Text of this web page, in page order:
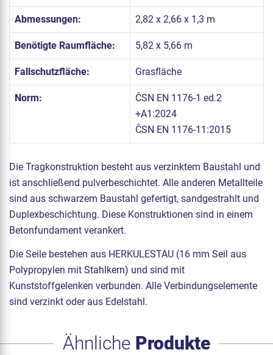
Abmessungen: 2,82 x 2,66 x 1,3 m
Benötigte Raumfläche: 5,82 x 5,66 m
Fallschutzfläche: Grasfläche
Norm:
ČSN EN 1176-1 ed.2
+A1:2024
ČSN EN 1176-11:2015
Die Tragkonstruktion besteht aus verzinktem Baustahl und
ist anschließend pulverbeschichtet. Alle anderen Metallteile
sind aus schwarzem Baustahl gefertigt, sandgestrahlt und
Duplexbeschichtung. Diese Konstruktionen sind in einem
Betonfundament verankert.
Die Seile bestehen aus HERKULESTAU (16 mm Seil aus
Polypropylen mit Stahlkern) und sind mit
Kunststoffgelenken verbunden. Alle Verbindungselemente
sind verzinkt oder aus Edelstahl.
Ähnliche Produkte